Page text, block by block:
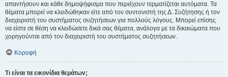
απαντήσουν και κάθε δημοψήφισμα που περιέχουν τερματίζεται αυτόματα. Τα
θέματα μπορεί να κλειδώθηκαν είτε από τον συντονιστή της Δ. Συζήτησης ή τον
διαχειριστή του συστήματος συζητήσεων για πολλούς λόγους. Μπορεί επίσης
να είστε σε θέση να κλειδώσετε δικά σας θέματα, ανάλογα με τα δικαιώματα που
χορηγούνται από τον διαχειριστή του συστήματος συζητήσεων.
Κορυφή
Τι είναι τα εικονίδια θεμάτων;